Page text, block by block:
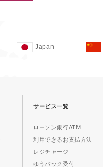
Japan
サービス一覧
ローソン銀行ATM
利用できるお支払方法
レジチャージ
ゆうパック受付